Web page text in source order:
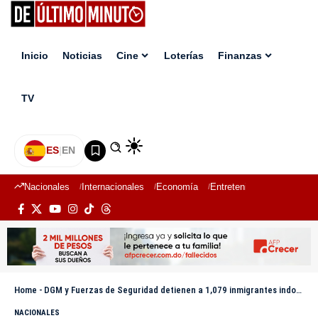
Inicio Noticias Cine Loterías Finanzas
TV
ES|EN
Nacionales Internacionales Economía Entretenimiento
Home - DGM y Fuerzas de Seguridad detienen a 1,079 inmigrantes indocumentados
NACIONALES